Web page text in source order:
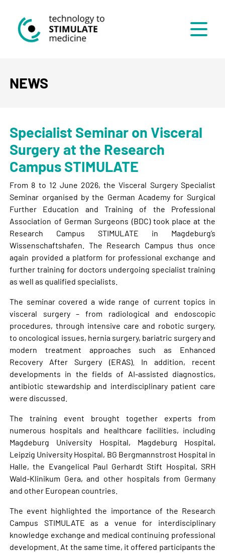
Menü
NEWS
Specialist Seminar on Visceral
Surgery at the Research
Campus STIMULATE
From 8 to 12 June 2026, the Visceral Surgery Specialist
Seminar organised by the German Academy for Surgical
Further Education and Training of the Professional
Association of German Surgeons (BDC) took place at the
Research Campus STIMULATE in Magdeburg’s
Wissenschaftshafen. The Research Campus thus once
again provided a platform for professional exchange and
further training for doctors undergoing specialist training
as well as qualified specialists.
The seminar covered a wide range of current topics in
visceral surgery – from radiological and endoscopic
procedures, through intensive care and robotic surgery,
to oncological issues, hernia surgery, bariatric surgery and
modern treatment approaches such as Enhanced
Recovery After Surgery (ERAS). In addition, recent
developments in the fields of AI-assisted diagnostics,
antibiotic stewardship and interdisciplinary patient care
were discussed.
The training event brought together experts from
numerous hospitals and healthcare facilities, including
Magdeburg University Hospital, Magdeburg Hospital,
Leipzig University Hospital, BG Bergmannstrost Hospital in
Halle, the Evangelical Paul Gerhardt Stift Hospital, SRH
Wald-Klinikum Gera, and other hospitals from Germany
and other European countries.
The event highlighted the importance of the Research
Campus STIMULATE as a venue for interdisciplinary
knowledge exchange and medical continuing professional
development. At the same time, it offered participants the